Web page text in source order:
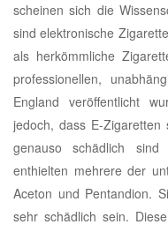
scheinen sich die
sind elektronische
als herkömmliche
professionellen,
England veröffentlicht
jedoch, dass E-
genauso schädlich
enthielten mehrere der
Aceton und Pentandion.
sehr schädlich sein.